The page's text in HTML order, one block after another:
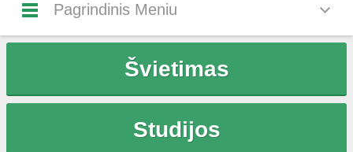
Pagrindinis Meniu
Švietimas
Studijos